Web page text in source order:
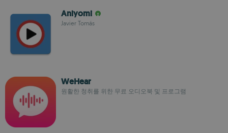
Aniyomi
Javier Tomás
WeHear
원활한 청취를 위한 무료 오디오북 및 프로그램